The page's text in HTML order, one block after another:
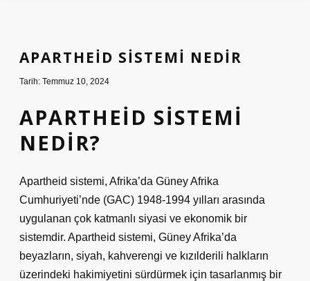
APARTHEID SISTEMI NEDIR
Tarih: Temmuz 10, 2024
APARTHEID SISTEMI
NEDIR?
Apartheid sistemi, Afrika’da Güney Afrika
Cumhuriyeti’nde (GAC) 1948-1994 yılları arasında
uygulanan çok katmanlı siyasi ve ekonomik bir
sistemdir. Apartheid sistemi, Güney Afrika’da
beyazların, siyah, kahverengi ve kızılderili halkların
üzerindeki hakimiyetini sürdürmek için tasarlanmış bir